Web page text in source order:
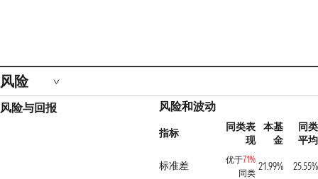
风险
风险与回报 风险和波动
指标
同类表
现
本基
金
同类
平均
标准差
优于71%
同类
21.99% 25.55%